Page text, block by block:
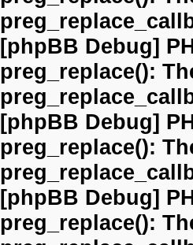
[phpBB Debug]
preg_replace():
[phpBB Debug]
preg_replace():
[phpBB Debug]
preg_replace():